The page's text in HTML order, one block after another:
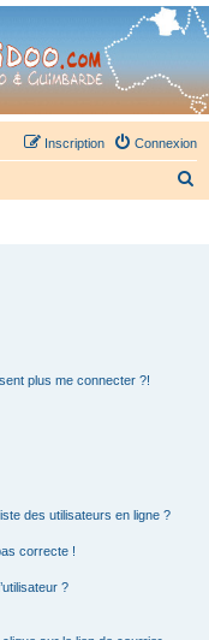
la communauté.
Connexion
Inscription
plus me connecter ?!
des utilisateurs en ligne ?
correcte !
?